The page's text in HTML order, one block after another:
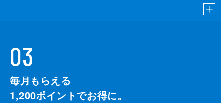
03
毎月もらえる
1,200ポイントでお得に。